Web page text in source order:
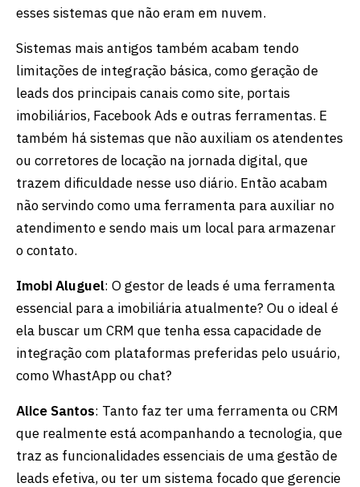
esses sistemas que não eram em nuvem.
Sistemas mais antigos também acabam tendo
limitações de integração básica, como geração de
leads dos principais canais como site, portais
imobiliários, Facebook Ads e outras ferramentas. E
também há sistemas que não auxiliam os atendentes
ou corretores de locação na jornada digital, que
trazem dificuldade nesse uso diário. Então acabam
não servindo como uma ferramenta para auxiliar no
atendimento e sendo mais um local para armazenar
o contato.
Imobi Aluguel: O gestor de leads é uma ferramenta
essencial para a imobiliária atualmente? Ou o ideal é
ela buscar um CRM que tenha essa capacidade de
integração com plataformas preferidas pelo usuário,
como WhastApp ou chat?
Alice Santos: Tanto faz ter uma ferramenta ou CRM
que realmente está acompanhando a tecnologia, que
traz as funcionalidades essenciais de uma gestão de
leads efetiva, ou ter um sistema focado que gerencie